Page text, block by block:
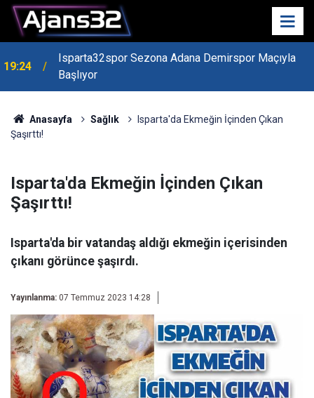
Isparta32spor Sezona Adana Demirspor Maçıyla
Başlıyor
19:22 Isparta Kredi Batağında
Anasayfa Sağlık
Isparta'da Ekmeğin İçinden Çıkan
Şaşırttı!
Isparta'da Ekmeğin İçinden Çıkan
Şaşırttı!
Isparta'da bir vatandaş aldığı ekmeğin içerisinden
çıkanı görünce şaşırdı.
Yayınlanma: 07 Temmuz 2023 14:28